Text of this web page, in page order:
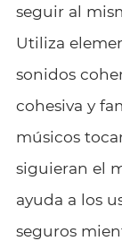
seguir al
Utiliza
sonidos
cohesiva y
músicos
siguieran el
ayuda a los
seguros